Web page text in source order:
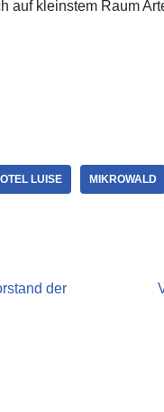
auf kleinstem Raum
LUISE MIKROWALD
der